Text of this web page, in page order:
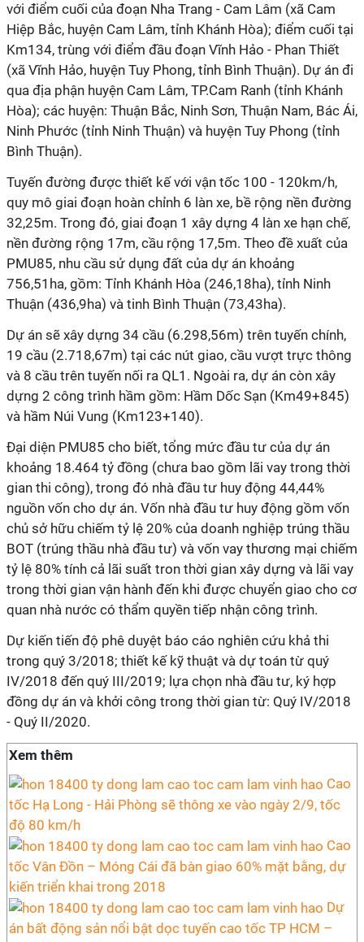
với điểm cuối của đoạn Nha Trang - Cam Lâm (xã Cam
Hiệp Bắc, huyện Cam Lâm, tỉnh Khánh Hòa); điểm cuối tại
Km134, trùng với điểm đầu đoạn Vĩnh Hảo - Phan Thiết
(xã Vĩnh Hảo, huyện Tuy Phong, tỉnh Bình Thuận). Dự án đi
qua địa phận huyện Cam Lâm, TP.Cam Ranh (tỉnh Khánh
Hòa); các huyện: Thuận Bắc, Ninh Sơn, Thuận Nam, Bác Ái,
Ninh Phước (tỉnh Ninh Thuận) và huyện Tuy Phong (tỉnh
Bình Thuận).
Tuyến đường được thiết kế với vận tốc 100 - 120km/h,
quy mô giai đoạn hoàn chỉnh 6 làn xe, bề rộng nền đường
32,25m. Trong đó, giai đoạn 1 xây dựng 4 làn xe hạn chế,
nền đường rộng 17m, cầu rộng 17,5m. Theo đề xuất của
PMU85, nhu cầu sử dụng đất của dự án khoảng
756,51ha, gồm: Tỉnh Khánh Hòa (246,18ha), tỉnh Ninh
Thuận (436,9ha) và tinh Bình Thuận (73,43ha).
Dự án sẽ xây dựng 34 cầu (6.298,56m) trên tuyến chính,
19 cầu (2.718,67m) tại các nút giao, cầu vượt trực thông
và 8 cầu trên tuyến nối ra QL1. Ngoài ra, dự án còn xây
dựng 2 công trình hầm gồm: Hầm Dốc Sạn (Km49+845)
và hầm Núi Vung (Km123+140).
Đại diện PMU85 cho biết, tổng mức đầu tư của dự án
khoảng 18.464 tỷ đồng (chưa bao gồm lãi vay trong thời
gian thi công), trong đó nhà đầu tư huy động 44,44%
nguồn vốn cho dự án. Vốn nhà đầu tư huy động gồm vốn
chủ sở hữu chiếm tỷ lệ 20% của doanh nghiệp trúng thầu
BOT (trúng thầu nhà đầu tư) và vốn vay thương mại chiếm
tỷ lệ 80% tính cả lãi suất tron thời gian xây dựng và lãi vay
trong thời gian vận hành đến khi được chuyển giao cho cơ
quan nhà nước có thẩm quyền tiếp nhận công trình.
Dự kiến tiến độ phê duyệt báo cáo nghiên cứu khả thi
trong quý 3/2018; thiết kế kỹ thuật và dự toán từ quý
IV/2018 đến quý III/2019; lựa chọn nhà đầu tư, ký hợp
đồng dự án và khởi công trong thời gian từ: Quý IV/2018
- Quý II/2020.
Xem thêm
Cao
tốc Hạ Long - Hải Phòng sẽ thông xe vào ngày 2/9, tốc
độ 80 km/h
Cao
tốc Vân Đồn – Móng Cái đã bàn giao 60% mặt bằng, dự
kiến triển khai trong 2018
Dự
án bất động sản nổi bật dọc tuyến cao tốc TP HCM –